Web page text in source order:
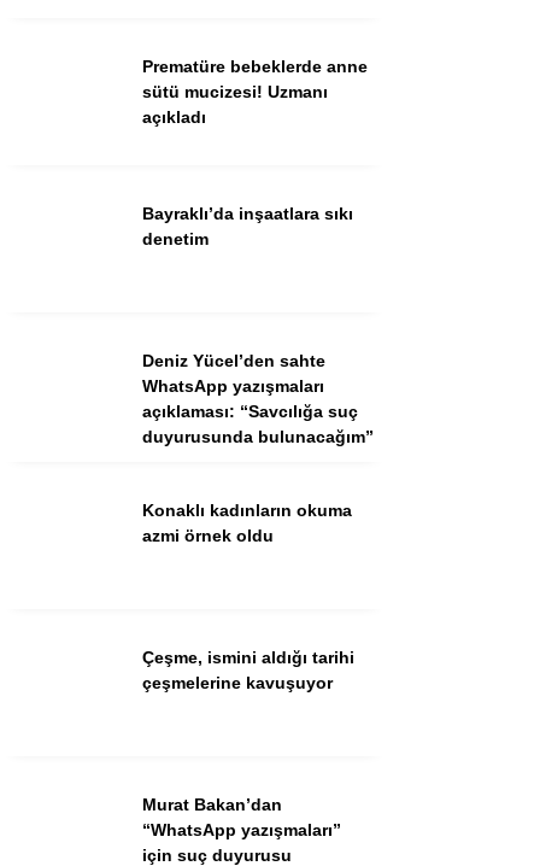
Dünya
WhatsApp İhbar Hattı
Youtube
TikTok
Prematüre bebeklerde anne
sütü mucizesi! Uzmanı
açıkladı
Bayraklı’da inşaatlara sıkı
denetim
Deniz Yücel’den sahte
WhatsApp yazışmaları
açıklaması: “Savcılığa suç
duyurusunda bulunacağım”
Konaklı kadınların okuma
azmi örnek oldu
Çeşme, ismini aldığı tarihi
çeşmelerine kavuşuyor
Murat Bakan’dan
“WhatsApp yazışmaları”
için suç duyurusu